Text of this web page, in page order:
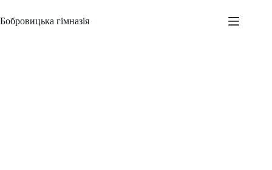
до
вмісту
Бобровицька гімназія